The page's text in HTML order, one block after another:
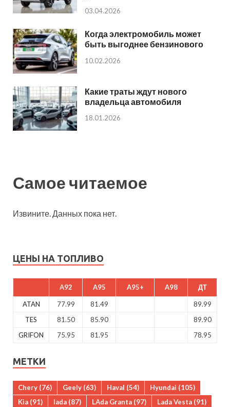
03.04.2026
Когда электромобиль может
быть выгоднее бензинового
10.02.2026
Какие траты ждут нового
владельца автомобиля
18.01.2026
Самое читаемое
Извините. Данных пока нет.
ЦЕНЫ НА ТОПЛИВО
A92 A95 A95+ A98 ДТ
ATAN 77.99 81.49
89.99
TES
81.50 85.90
89.90
GRIFON
75.95 81.95 78.95
МЕТКИ
Chery (76) Geely (63) Haval (54) Hyundai (105)
Kia (91) lada (87) LAda Granta (97) Lada Vesta (91)